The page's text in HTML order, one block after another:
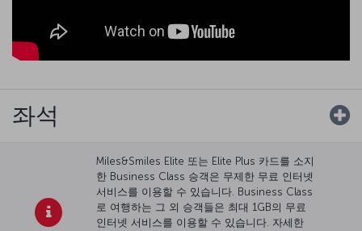
좌석
Miles&Smiles Elite 또는 Elite Plus 카드를 소지
한 Business Class 승객은 무제한 무료 인터넷
서비스를 이용할 수 있습니다. Business Class
로 여행하는 그 외 승객들은 최대 1GB의 무료
인터넷 서비스를 이용할 수 있습니다. 자세한